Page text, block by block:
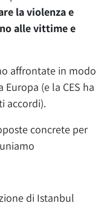
la violenza e
alle vittime e
affrontate in modo
(e la CES ha
accordi).
concrete per
di Istanbul